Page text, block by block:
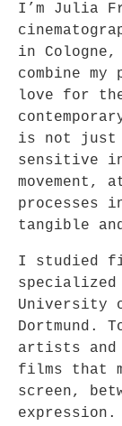
I’m Julia
in Cologne,
combine
love for
is not just
sensitive
movement,
processes
tangible
I studied
specialized
University
Dortmund.
artists and
films that
screen,